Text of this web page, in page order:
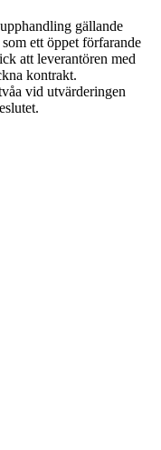
gällande
ett öppet förfarande
att leverantören med
kontrakt.
vid utvärderingen